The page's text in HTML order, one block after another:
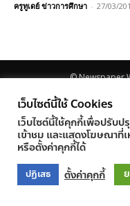
ครูทูเดย์ ข่าวการศึกษา - 27/03/
© Newspaper
เว็บไซต์นี้ใช้ Cookies
เว็บไซต์นี้ใช้คุกกี้เพื่อปรับป
เข้าชม และแสดงโฆษณาที่
หรือตั้งค่าคุกกี้ได้
ปฏิเสธ ตั้งค่าคุกกี้